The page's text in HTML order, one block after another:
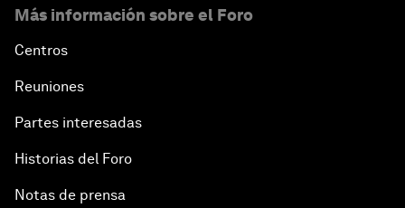
Más información sobre el Foro
Centros
Reuniones
Partes interesadas
Historias del Foro
Notas de prensa